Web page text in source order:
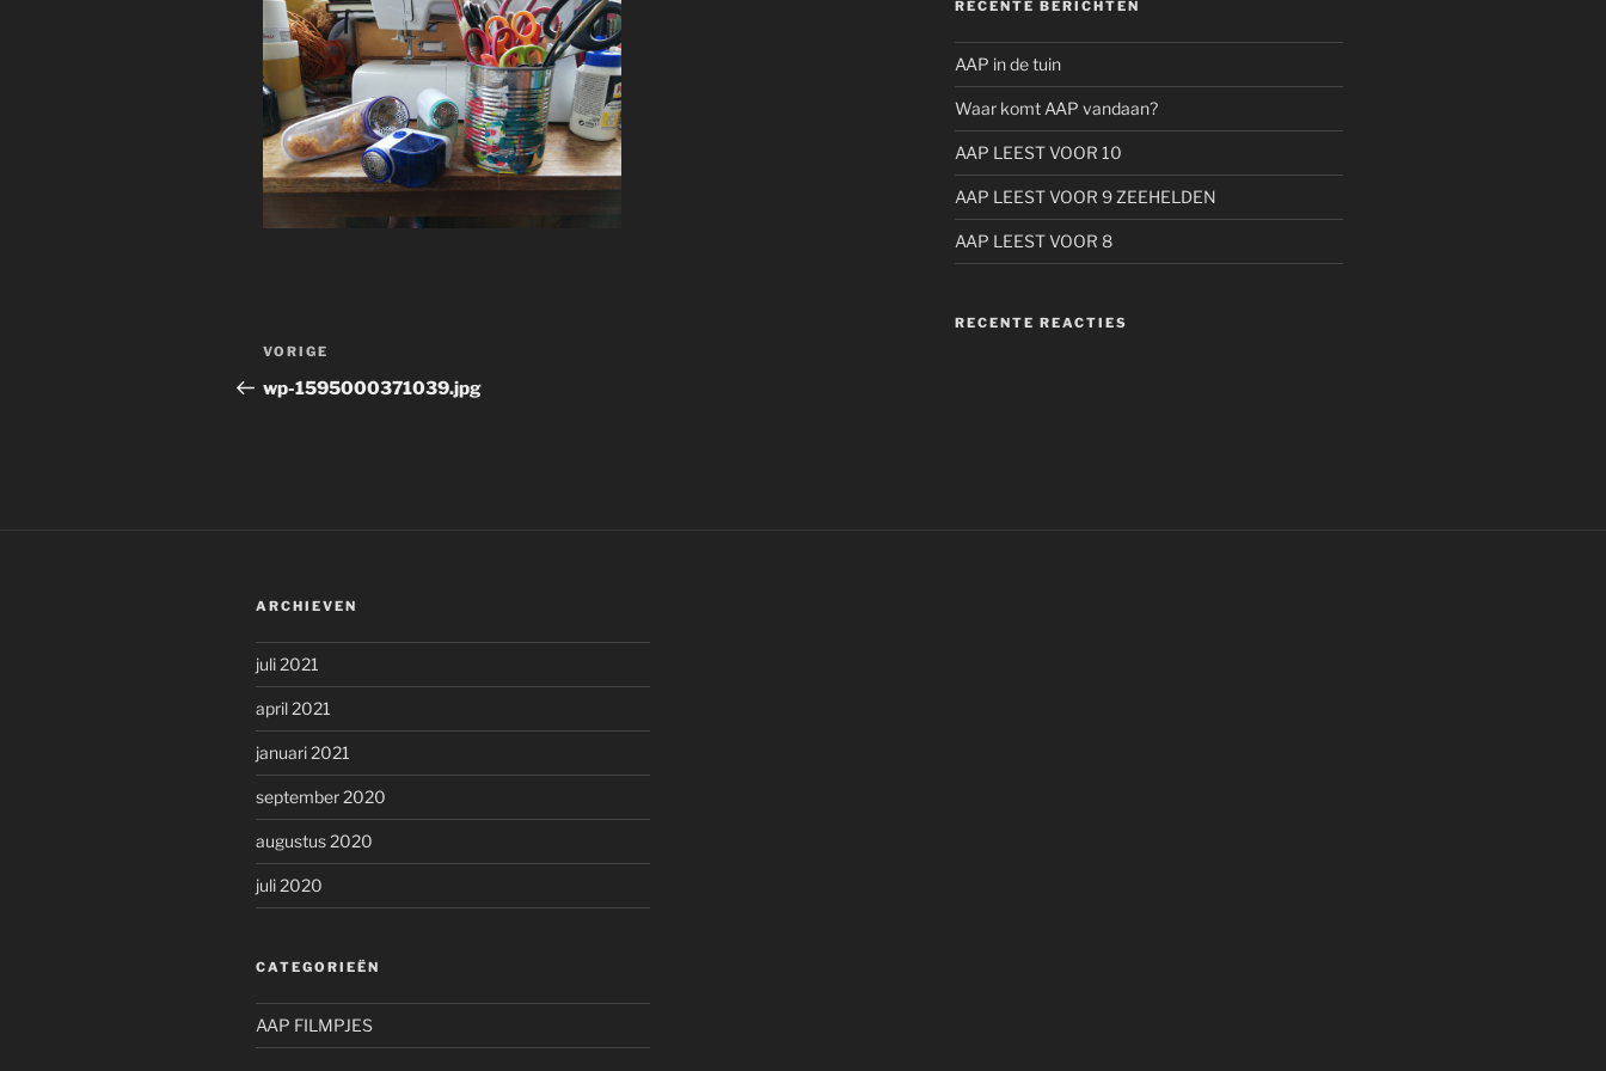
Bericht
navigatie
Vorig
bericht
VORIGE
wp-1595000371039.jpg
RECENTE BERICHTEN
AAP in de tuin
Waar komt AAP vandaan?
AAP LEEST VOOR 10
AAP LEEST VOOR 9 ZEEHELDEN
AAP LEEST VOOR 8
RECENTE REACTIES
ARCHIEVEN
juli 2021
april 2021
januari 2021
september 2020
augustus 2020
juli 2020
CATEGORIEËN
AAP FILMPJES